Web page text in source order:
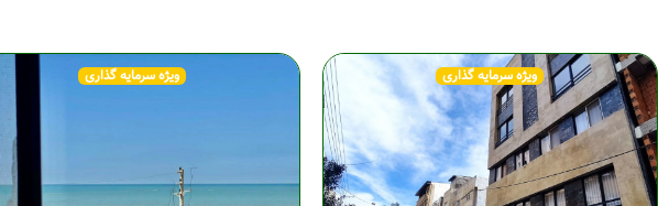
ویژه سرمایه گذاری ویژه سرمایه گذاری